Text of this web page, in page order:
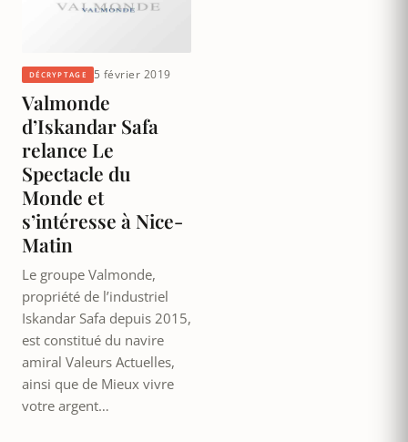
DÉCRYPTAGE 5 février 2019
Valmonde
d’Iskandar Safa
relance Le
Spectacle du
Monde et
s’intéresse à Nice-
Matin
Le groupe Valmonde,
propriété de l’industriel
Iskandar Safa depuis 2015,
est constitué du navire
amiral Valeurs Actuelles,
ainsi que de Mieux vivre
votre argent…